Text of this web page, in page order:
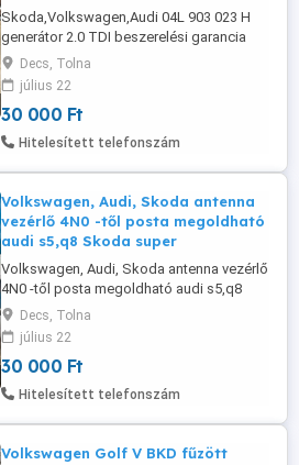
Skoda,Volkswagen,Audi 04L 903 023 H
generátor 2.0 TDI beszerelési garancia
posta megoldható
Decs, Tolna
július 22
30 000 Ft
Hitelesített telefonszám
Volkswagen, Audi, Skoda antenna
vezérlő 4N0 -től posta megoldható
audi s5,q8 Skoda super
Volkswagen, Audi, Skoda antenna vezérlő
4N0 -től posta megoldható audi s5,q8
Skoda superb III Passat b8 stb
Decs, Tolna
július 22
30 000 Ft
Hitelesített telefonszám
Volkswagen Golf V BKD fűzött